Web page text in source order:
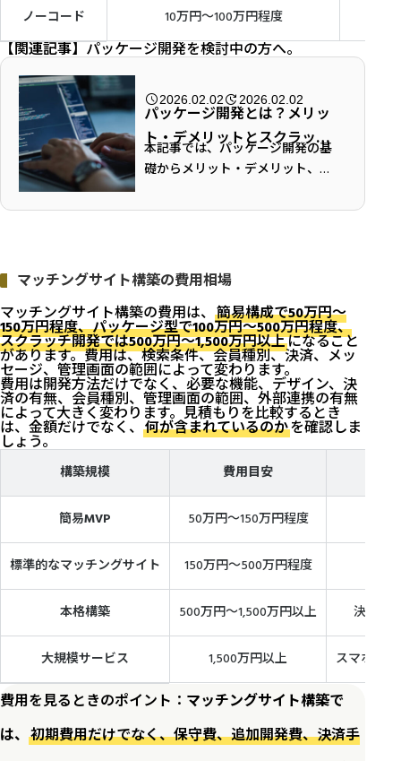
ノーコード 10万円〜100万円程度
【関連記事】 パッケージ開発を検討中の方へ。
2026.02.02 2026.02.02
パッケージ開発とは？メリッ
ト・デメリットとスクラッチ
開発の違い、失敗しない選び
本記事では、パッケージ開発の基
礎からメリット・デメリット、ス
び方の判断軸”と進め方まで、担当
く出したい」...
マッチングサイト構築の費用相場
マッチングサイト構築の費用は、 簡易構成で50万円〜
150万円程度、パッケージ型で100万円〜500万円程度、
スクラッチ開発では500万円〜1,500万円以上になること
があります。費用は、検索条件、会員種別、決済、メッ
セージ、管理画面の範囲によって変わります。
費用は開発方法だけでなく、必要な機能、デザイン、決
済の有無、会員種別、管理画面の範囲、外部連携の有無
によって大きく変わります。見積もりを比較するとき
は、金額だけでなく、 何が含まれているのかを確認しま
しょう。
構築規模 費用目安
簡易MVP 50万円〜150万円程度
標準的なマッチングサイト 150万円〜500万円程度
本格構築 500万円〜1,500万円以上 決済、
大規模サービス 1,500万円以上 スマホア
費用を見るときのポイント： マッチングサイト構築で
は、 初期費用だけでなく、保守費、追加開発費、決済手